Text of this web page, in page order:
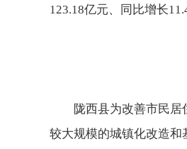
123.18亿元、同比增长
陇西县为改善市民
较大规模的城镇化改造